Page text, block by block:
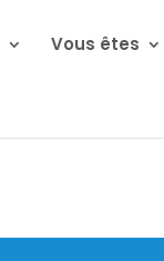
Vous êtes